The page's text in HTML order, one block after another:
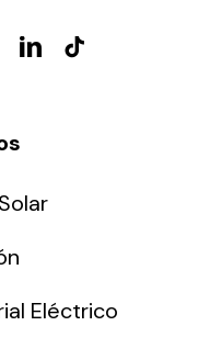
Eléctrico